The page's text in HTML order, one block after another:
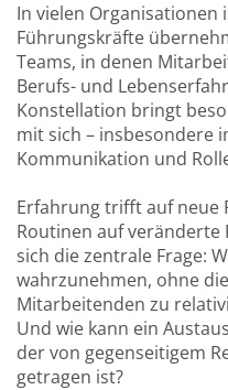
In vielen Organisationen
Führungskräfte
Teams, in denen
Berufs- und
Konstellation bringt
mit sich – insbesondere
Kommunikation und
Erfahrung trifft auf neue
Routinen auf veränderte
sich die zentrale Frage:
wahrzunehmen, ohne
Mitarbeitenden zu
Und wie kann ein
der von gegenseitigem
getragen ist?